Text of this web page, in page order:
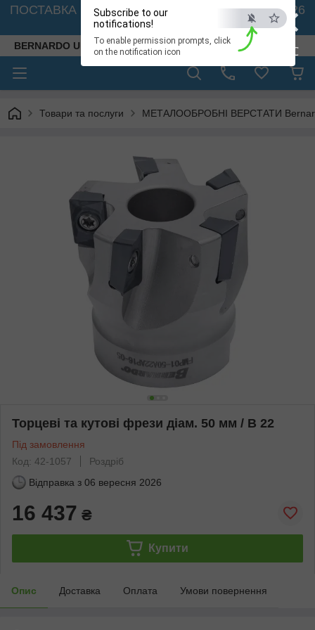
×
ESC
Subscribe to our
notifications!
To enable permission prompts, click
on the notification icon
ПОСТАВКА ВЕРСТАТІВ З АВСТРІЇ - 🚛 26.08. 2026
🚛
BERNARDO UKRAINE
Товари та послуги МЕТАЛООБРОБНІ ВЕРСТАТИ
Торцеві та кутові фрези діам. 50 мм / B 22
Під замовлення
Код: 42-1057
Роздріб
Відправка з 06 вересня 2026
16 437 ₴
Купити
Опис Доставка Оплата Умови повернення